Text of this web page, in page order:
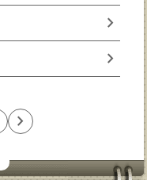
chevron_right
chevron_right
chevron_right